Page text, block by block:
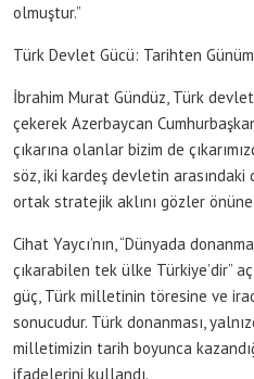
olmuştur.”
Türk Devlet Gücü: Tarihten
İbrahim Murat Gündüz, Türk
çekerek Azerbaycan
çıkarına olanlar bizim de
söz, iki kardeş devletin arasındaki
ortak stratejik aklını gözler
Cihat Yaycı’nın, “Dünyada
çıkarabilen tek ülke Türkiye’dir”
güç, Türk milletinin töresine ve
sonucudur. Türk donanması,
milletimizin tarih boyunca
ifadelerini kullandı.